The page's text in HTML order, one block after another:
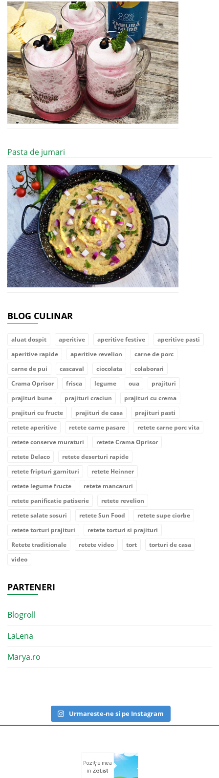
Pasta de jumari
BLOG CULINAR
aluat dospit aperitive aperitive festive
aperitive pasti
aperitive rapide
aperitive revelion
carne de porc
carne de pui
cascaval ciocolata
colaborari
Crama Oprisor
frisca legume oua
prajituri
prajituri bune
prajituri craciun
prajituri cu crema
prajituri cu fructe
prajituri de casa
prajituri pasti
retete aperitive
retete carne pasare
retete carne porc vita
retete conserve muraturi
retete Crama Oprisor
retete Delaco
retete deserturi rapide
retete fripturi garnituri
retete Heinner
retete legume fructe
retete mancaruri
retete panificatie patiserie
retete revelion
retete salate sosuri
retete Sun Food
retete supe ciorbe
retete torturi prajituri
retete torturi si prajituri
Retete traditionale
retete video tort
torturi de casa
video
PARTENERI
Blogroll
LaLena
Marya.ro
Urmareste-ne si pe Instagram